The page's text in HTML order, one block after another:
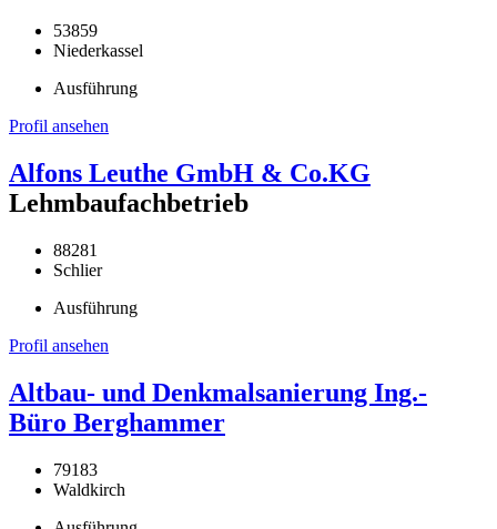
53859
Niederkassel
Ausführung
Profil ansehen
Alfons Leuthe GmbH & Co.KG
Lehmbaufachbetrieb
88281
Schlier
Ausführung
Profil ansehen
Altbau- und Denkmalsanierung Ing.-
Büro Berghammer
79183
Waldkirch